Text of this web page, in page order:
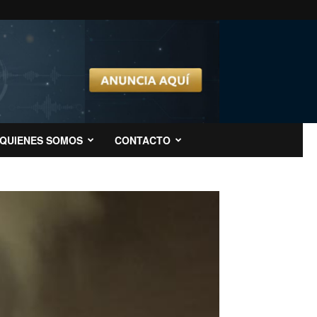
QUIENES SOMOS CONTACTO